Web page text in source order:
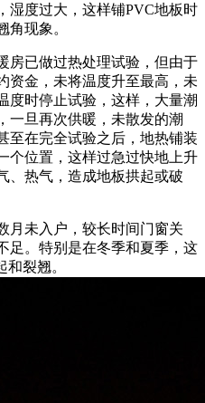
湿度过大，这样铺PVC地板时
角现象。
房已做过热处理试验，但由于
资金，未将温度升至最高，未
度时停止试验，这样，大量潮
一旦再次供暖，未散发的潮
至在完全试验之后，地热铺装
个位置，这样过急过快地上升
、热气，造成地板拱起或破
月未入户，较长时间门窗关
足。特别是在冬季和夏季，这
裂翘。